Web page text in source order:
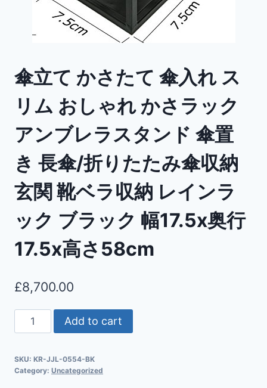
傘立て かさたて 傘入れ ス
リム おしゃれ かさラック
アンブレラスタンド 傘置
き 長傘/折りたたみ傘収納
玄関 靴ベラ収納 レインラ
ック ブラック 幅17.5x奥行
17.5x高さ58cm
£8,700.00
Add to cart
SKU: KR-JJL-0554-BK
Category: Uncategorized